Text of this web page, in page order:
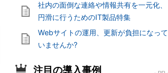
社内の面倒な連絡や情報共有を一元化、
円滑に行うためのIT製品特集
Webサイトの運用、更新が負担になって
いませんか?